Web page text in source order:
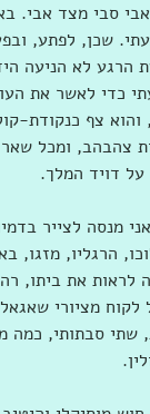
סבי מצד אבי.
שכן, לפתע,
לא הניעה
כדי לאשר את
והוא צף
צהבהב, ומכל
דויד המלך.
מנסה לצייר
הרגליו, מזגו,
לראות את ביתו,
לקוח מציורי
שתי סבתותי, כמה